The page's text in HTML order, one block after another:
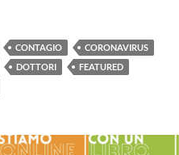
CONTAGIO
CORONAVIRUS
DOTTORI
FEATURED